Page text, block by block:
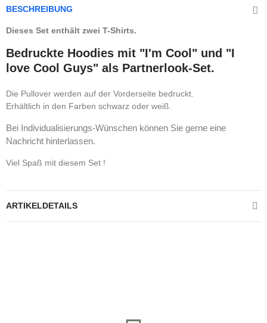
BESCHREIBUNG
Dieses Set enthält zwei T-Shirts.
Bedruckte Hoodies mit "I'm Cool" und "I
love Cool Guys" als Partnerlook-Set.
Die Pullover werden auf der Vorderseite bedruckt.
Erhältlich in den Farben schwarz oder weiß.
Bei Individualisierungs-Wünschen können Sie gerne eine
Nachricht hinterlassen.
Viel Spaß mit diesem Set !
ARTIKELDETAILS